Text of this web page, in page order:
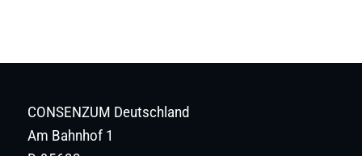
CONSENZUM Deutschland
Am Bahnhof 1